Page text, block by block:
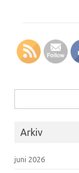
Arkiv
juni 2026